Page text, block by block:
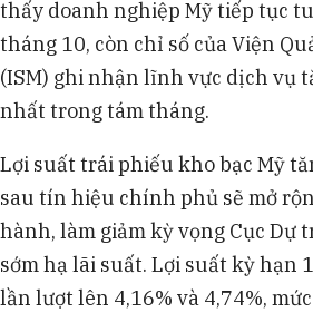
thấy doanh nghiệp Mỹ tiếp tục
tháng 10, còn chỉ số của Viện
(ISM) ghi nhận lĩnh vực dịch vụ
nhất trong tám tháng.
Lợi suất trái phiếu kho bạc Mỹ
sau tín hiệu chính phủ sẽ mở
hành, làm giảm kỳ vọng Cục Dự
sớm hạ lãi suất. Lợi suất kỳ hạn
lần lượt lên 4,16% và 4,74%,